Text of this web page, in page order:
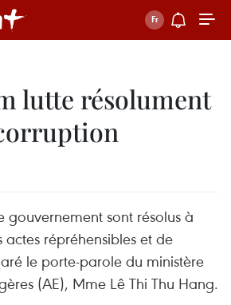
lutte résolument
gouvernement sont résolus à
actes répréhensibles et de
le porte-parole du ministère
(AE), Mme Lê Thi Thu Hang.